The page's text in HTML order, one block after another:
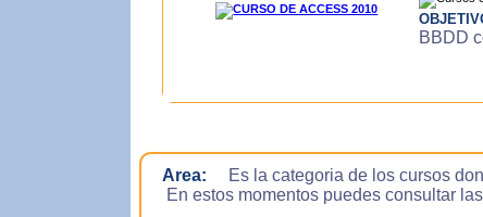
BBDD
Area:
Es la categoria de los cursos
En estos momentos puedes consultar